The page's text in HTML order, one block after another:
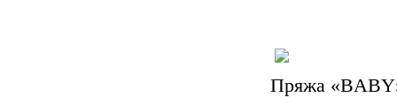
Пряжа